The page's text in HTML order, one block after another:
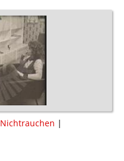
Nichtrauchen |